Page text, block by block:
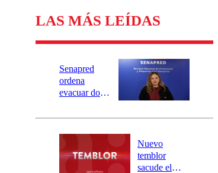
LAS MÁS LEÍDAS
Senapred
ordena
evacuar dos
Carahue por
río Damas:
activa
mensajería
Nuevo
temblor
sacude el